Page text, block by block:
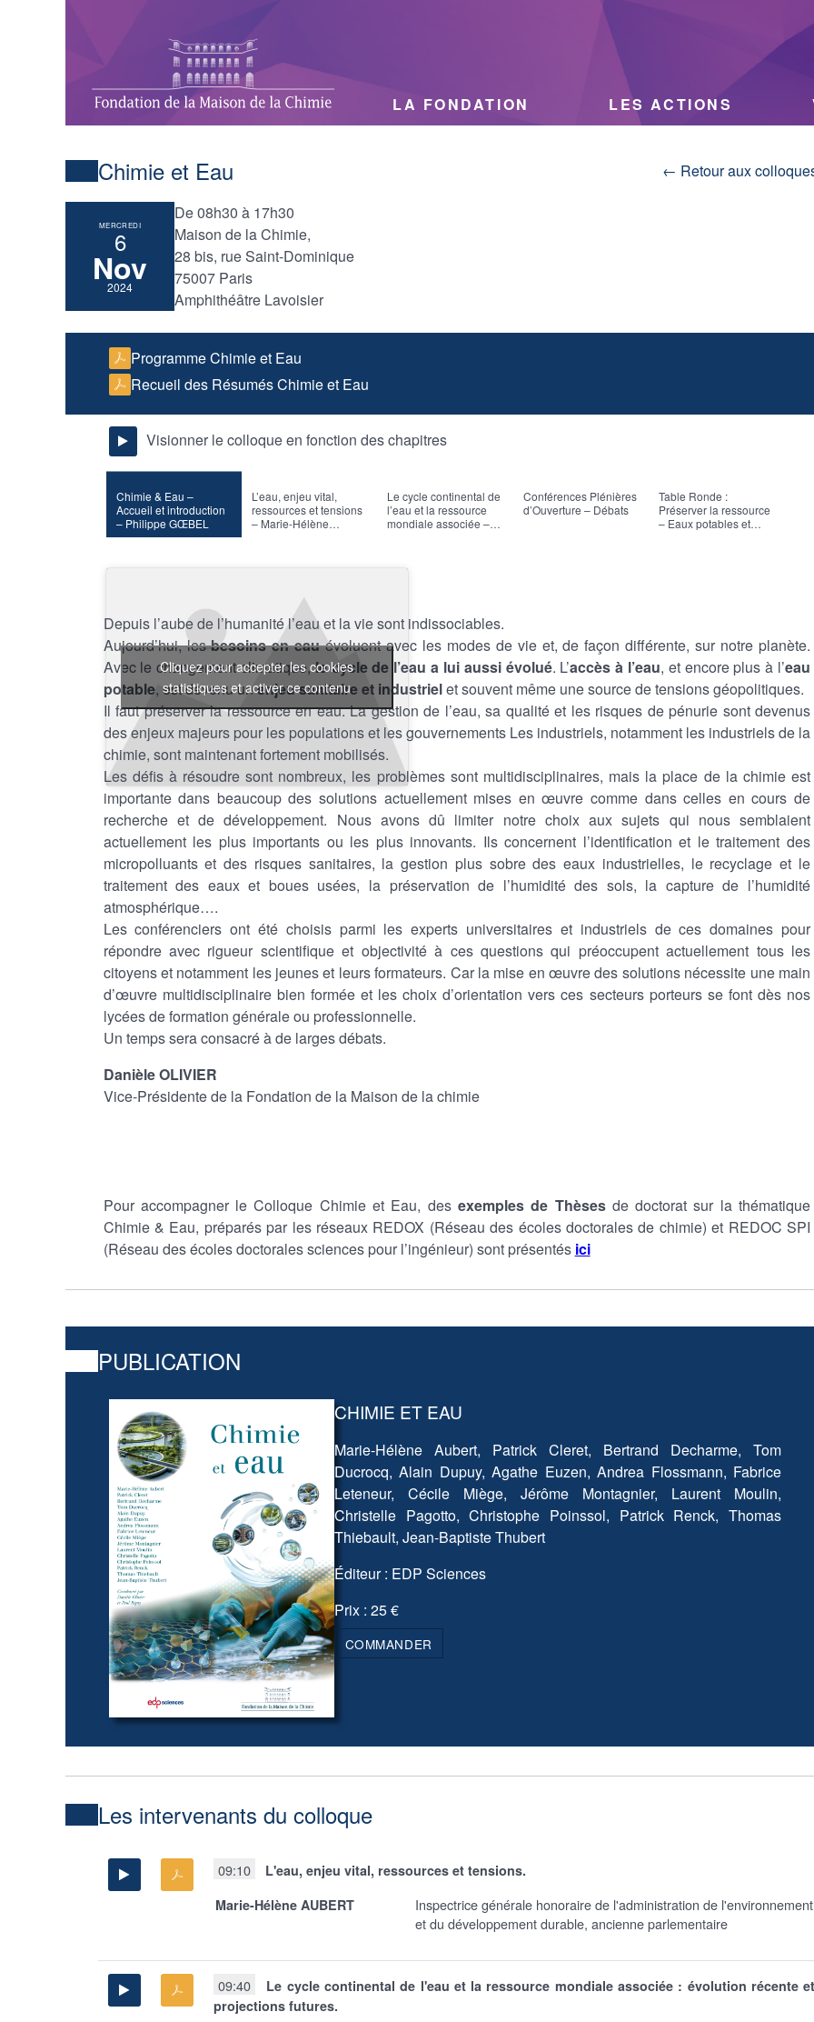
LA FONDATION LES ACTIONS
Chimie et Eau ← Retour aux
MERCREDI
6
Nov
2024
De 08h30 à 17h30
Maison de la Chimie,
28 bis, rue Saint-Dominique
75007 Paris
Amphithéâtre Lavoisier
Programme Chimie et Eau
Recueil des Résumés Chimie et Eau
Visionner le colloque en fonction des chapitres
Chimie & Eau –
Accueil et introduction
– Philippe GŒBEL
L’eau, enjeu vital,
ressources et tensions
– Marie-Hélène
Le cycle continental de
l’eau et la ressource
mondiale associée –
d’ouverture
Conférences Plénières
d’Ouverture – Débats
Table Ronde :
Préserver la ressource
– Eaux potables et
Cliquez pour accepter les cookies
statistiques et activer ce contenu
Depuis l’aube de l’humanité l’eau et la vie sont indissociables.
Aujourd’hui, lesbesoins en eauévoluent avec les modes de vie et, de façon différente, sur notre planète.
Avec le changement climatique,le cycle de l’eau a lui aussi évolué. L’accès à l’eau, et encore plus à l’eau
potable, est devenu unenjeu sanitaire et industrielet souvent même une source de tensions géopolitiques.
Il faut préserver la ressource en eau. La gestion de l’eau, sa qualité et les risques de pénurie sont devenus
des enjeux majeurs pour les populations et les gouvernements Les industriels, notamment les industriels de la
chimie, sont maintenant fortement mobilisés.
Les défis à résoudre sont nombreux, les problèmes sont multidisciplinaires, mais la place de la chimie est
importante dans beaucoup des solutions actuellement mises en œuvre comme dans celles en cours de
recherche et de développement. Nous avons dû limiter notre choix aux sujets qui nous semblaient
actuellement les plus importants ou les plus innovants. Ils concernent l’identification et le traitement des
micropolluants et des risques sanitaires, la gestion plus sobre des eaux industrielles, le recyclage et le
traitement des eaux et boues usées, la préservation de l’humidité des sols, la capture de l’humidité
atmosphérique….
Les conférenciers ont été choisis parmi les experts universitaires et industriels de ces domaines pour
répondre avec rigueur scientifique et objectivité à ces questions qui préoccupent actuellement tous les
citoyens et notamment les jeunes et leurs formateurs. Car la mise en œuvre des solutions nécessite une main
d’œuvre multidisciplinaire bien formée et les choix d’orientation vers ces secteurs porteurs se font dès nos
lycées de formation générale ou professionnelle.
Un temps sera consacré à de larges débats.
Danièle OLIVIER
Vice-Présidente de la Fondation de la Maison de la chimie
Pour accompagner le Colloque Chimie et Eau, des exemples de Thèsesde doctorat sur la thématique
Chimie & Eau, préparés par les réseaux REDOX (Réseau des écoles doctorales de chimie) et REDOC SPI
(Réseau des écoles doctorales sciences pour l’ingénieur) sont présentés ici
PUBLICATION
CHIMIE ET EAU
Marie-Hélène Aubert, Patrick Cleret, Bertrand Decharme, Tom
Ducrocq, Alain Dupuy, Agathe Euzen, Andrea Flossmann, Fabrice
Leteneur, Cécile Miège, Jérôme Montagnier, Laurent Moulin,
Christelle Pagotto, Christophe Poinssol, Patrick Renck, Thomas
Thiebault, Jean-Baptiste Thubert
Éditeur : EDP Sciences
Prix : 25 €
COMMANDER
Les intervenants du colloque
09:10
L'eau, enjeu vital, ressources et tensions.
Marie-Hélène AUBERT
Inspectrice générale honoraire de l'administration de l'environnement
et du développement durable, ancienne parlementaire
09:40
Le cycle continental de l'eau et la ressource mondiale associée : évolution récente
projections futures.